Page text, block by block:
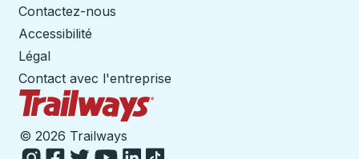
Contactez-nous
Accessibilité
Légal
Contact avec l'entreprise
© 2026 Trailways